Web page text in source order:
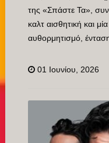
της «Σπάστε Τα»,
καλτ αισθητική και
αυθορμητισμό,
01 Ιουνίου, 2026